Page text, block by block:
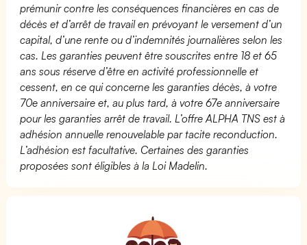
prémunir contre les conséquences financières en cas de
décès et d’arrêt de travail en prévoyant le versement d’un
capital, d’une rente ou d’indemnités journalières selon les
cas. Les garanties peuvent être souscrites entre 18 et 65
ans sous réserve d’être en activité professionnelle et
cessent, en ce qui concerne les garanties décès, à votre
70e anniversaire et, au plus tard, à votre 67e anniversaire
pour les garanties arrêt de travail. L’offre ALPHA TNS est à
adhésion annuelle renouvelable par tacite reconduction.
L’adhésion est facultative. Certaines des garanties
proposées sont éligibles à la Loi Madelin.